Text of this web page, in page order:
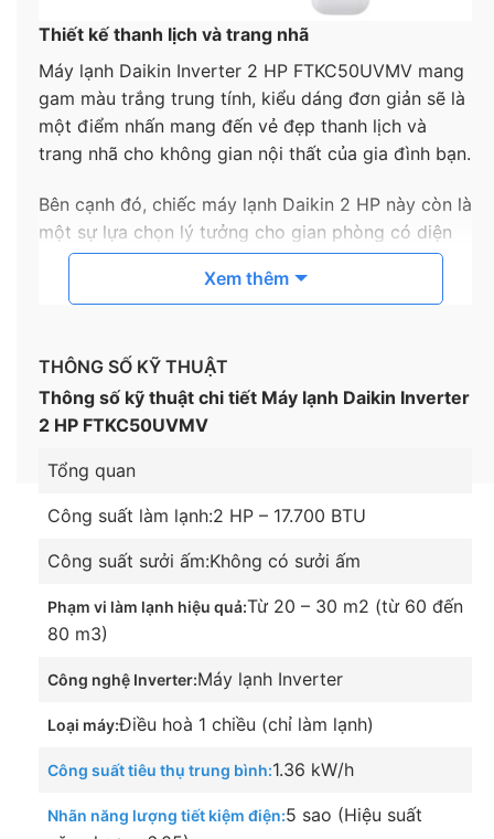
Thiết kế thanh lịch và trang nhã
Máy lạnh Daikin Inverter 2 HP FTKC50UVMV mang
gam màu trắng trung tính, kiểu dáng đơn giản sẽ là
một điểm nhấn mang đến vẻ đẹp thanh lịch và
trang nhã cho không gian nội thất của gia đình bạn.
Bên cạnh đó, chiếc máy lạnh Daikin 2 HP này còn là
một sự lựa chọn lý tưởng cho gian phòng có diện
tích 20 – 30 m2.
Công nghệ Inverter tiết kiệm điện, vận hành êm ái,
bền bỉ
Được trang bị công nghệ Inverter trong vận
đáng kể chi phí điện hàng tháng mà nó còn đảm
bảo khả năng hoạt động êm ái, bền bỉ, không gây
cũng như sự tập trung của bạn.
Xem thêm
THÔNG SỐ KỸ THUẬT
Thông số kỹ thuật chi tiết Máy lạnh Daikin Inverter
2 HP FTKC50UVMV
Tổng quan
Công suất làm lạnh:2 HP – 17.700 BTU
Công suất sưởi ấm:Không có sưởi ấm
Phạm vi làm lạnh hiệu quả:Từ 20 – 30 m2 (từ 60 đến
80 m3)
Công nghệ Inverter:Máy lạnh Inverter
Loại máy:Điều hoà 1 chiều (chỉ làm lạnh)
Công suất tiêu thụ trung bình:1.36 kW/h
Nhãn năng lượng tiết kiệm điện:5 sao (Hiệu suất